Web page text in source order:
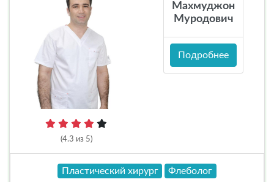
(4.3 из 5)
Махмуджон
Муродович
Подробнее
Пластический хирург
Флеболог